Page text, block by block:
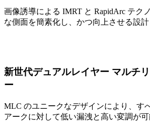
画像誘導による IMRT と RapidArc テク
な側面を簡素化し、かつ向上させる設計
新世代デュアルレイヤー マルチ
ー
MLC のユニークなデザインにより、す
アークに対して低い漏洩と高い変調が